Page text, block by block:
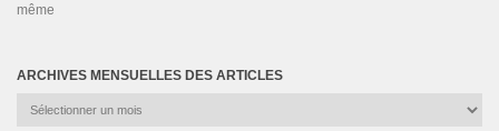
même
ARCHIVES MENSUELLES DES ARTICLES
Archives